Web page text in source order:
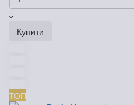
Купити
ТОП